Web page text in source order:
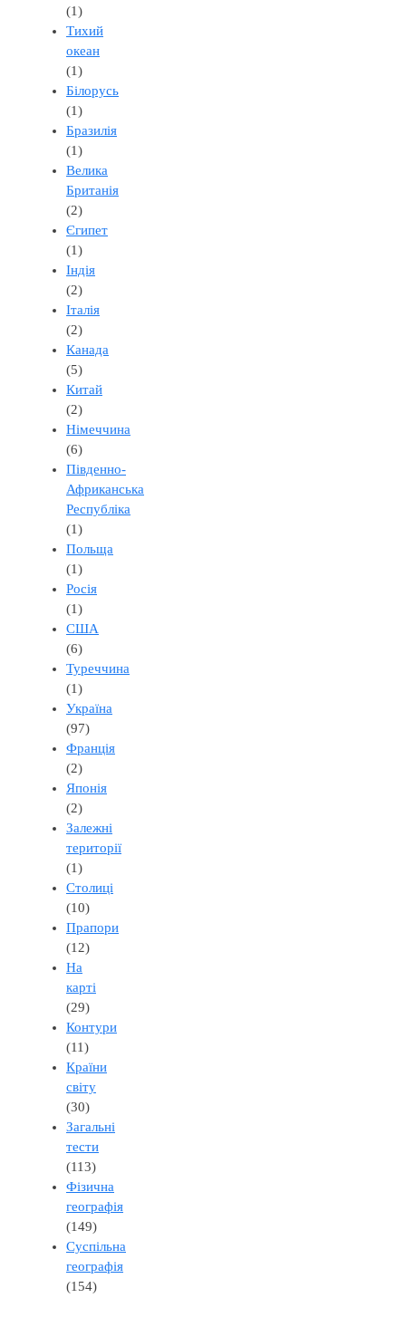
(1)
Тихий
океан
(1)
Білорусь
(1)
Бразилія
(1)
Велика
Британія
(2)
Єгипет
(1)
Індія
(2)
Італія
(2)
Канада
(5)
Китай
(2)
Німеччина
(6)
Південно-
Африканська
Республіка
(1)
Польща
(1)
Росія
(1)
США
(6)
Туреччина
(1)
Україна
(97)
Франція
(2)
Японія
(2)
Залежні
території
(1)
Столиці
(10)
Прапори
(12)
На
карті
(29)
Контури
(11)
Країни
світу
(30)
Загальні
тести
(113)
Фізична
географія
(149)
Суспільна
географія
(154)